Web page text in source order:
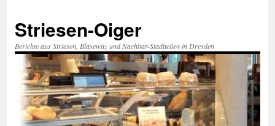
springen
Striesen-Oiger
Berichte aus Striesen, Blasewitz und Nachbar-Stadtteilen in Dresden